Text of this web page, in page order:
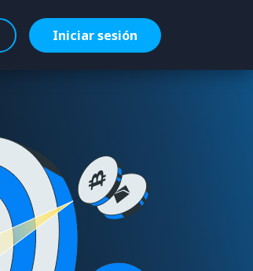
Iniciar sesión